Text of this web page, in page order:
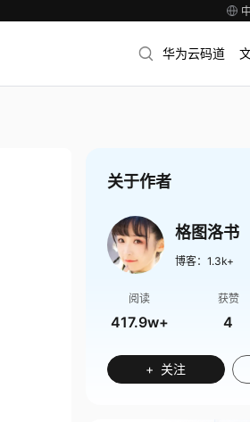
华为云码道
关于作者
格图洛书
博客： 1.3k+
阅读
417.9w+
获赞
4
+ 关注